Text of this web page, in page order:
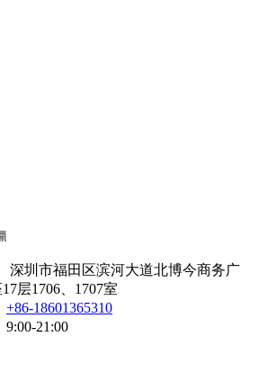
深圳市福田区滨河大道北博今商务广
层1706、1707室
+86-18601365310
21:00